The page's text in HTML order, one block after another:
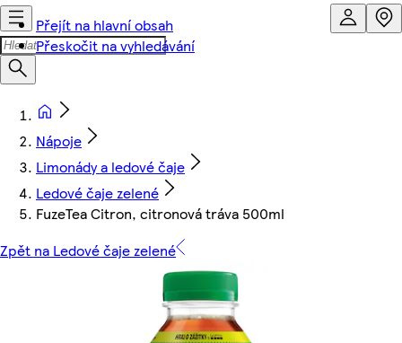
Přejít na hlavní obsah
Přeskočit na vyhledávání
Nápoje
Limonády a ledové čaje
Ledové čaje zelené
FuzeTea Citron, citronová tráva 500ml
Zpět na Ledové čaje zelené